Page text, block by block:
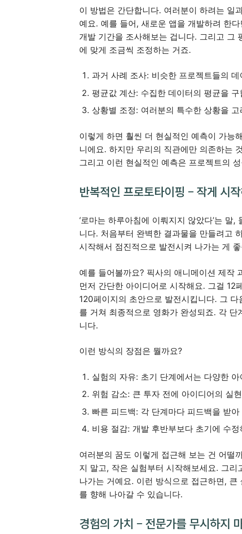
이 방법은 간단합니다. 여러분이 하려는 일
예요. 예를 들어, 새로운 앱을 개발하려 한
개발 기간을 조사해보는 겁니다. 그리고 그
에 맞게 조금씩 조정하는 거죠.
과거 사례 조사: 비슷한 프로젝트들의
평균값 계산: 수집한 데이터의 평균을 구
상황별 조정: 여러분의 특수한 상황을
이렇게 하면 훨씬 더 현실적인 예측이 가능
니에요. 하지만 우리의 직관에만 의존하는
그리고 이런 현실적인 예측은 프로젝트의
반복적인 프로토타이핑 – 작게 시
‘로마는 하루아침에 이뤄지지 않았다’는 말
니다. 처음부터 완벽한 결과물을 만들려고
시작해서 점진적으로 발전시켜 나가는 게
예를 들어볼까요? 픽사의 애니메이션 제작
먼저 간단한 아이디어로 시작해요. 그걸 12
120페이지의 초안으로 발전시킵니다. 그
를 거쳐 최종적으로 영화가 완성되죠. 각
니다.
이런 방식의 장점은 뭘까요?
실험의 자유: 초기 단계에서는 다양한
위험 감소: 큰 투자 전에 아이디어의 실
빠른 피드백: 각 단계마다 피드백을 받
비용 절감: 개발 후반부보다 초기에 수
여러분의 꿈도 이렇게 접근해 보는 건 어떨
지 말고, 작은 실험부터 시작해보세요. 그
나가는 거예요. 이런 방식으로 접근하면,
를 향해 나아갈 수 있습니다.
경험의 가치 – 전문가를 무시하지